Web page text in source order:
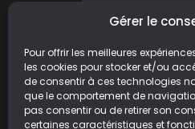
Gérer le
Pour offrir les meilleures
les cookies pour stocker et/ou
de consentir à ces technologies
que le comportement de
pas consentir ou de retirer son
certaines caractéristiques et